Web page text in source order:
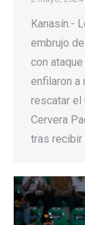
Kanasín.-
embrujo
con
enfilaron a
rescatar
Cervera
tras recibir